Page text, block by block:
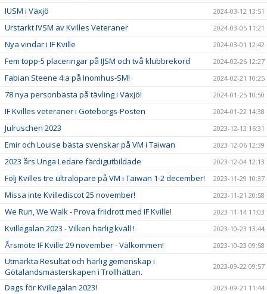
IUSM i Växjö 2024-03-12 13:51
Urstarkt IVSM av Kvilles Veteraner 2024-03-05 11:21
Nya vindar i IF Kville 2024-03-01 12:42
Fem topp-5 placeringar på IJSM och två klubbrekord 2024-02-26 12:27
Fabian Steene 4:a på Inomhus-SM! 2024-02-21 10:25
78 nya personbästa på tävling i Växjö! 2024-01-25 10:50
IF Kvilles veteraner i Göteborgs-Posten 2024-01-22 14:38
Julruschen 2023 2023-12-13 16:31
Emir och Louise bästa svenskar på VM i Taiwan 2023-12-06 12:39
2023 års Unga Ledare färdigutbildade 2023-12-04 12:13
Följ Kvilles tre ultralöpare på VM i Taiwan 1-2 december! 2023-11-29 10:37
Missa inte Kvillediscot 25 november! 2023-11-21 20:58
We Run, We Walk - Prova friidrott med IF Kville! 2023-11-14 11:03
Kvillegalan 2023 - Vilken härlig kväll ! 2023-10-23 13:44
Årsmöte IF Kville 29 november - Välkommen! 2023-10-23 09:58
Utmärkta Resultat och härlig gemenskap i
Götalandsmästerskapen i Trollhättan.
2023-09-22 09:57
Dags för Kvillegalan 2023! 2023-09-21 11:44